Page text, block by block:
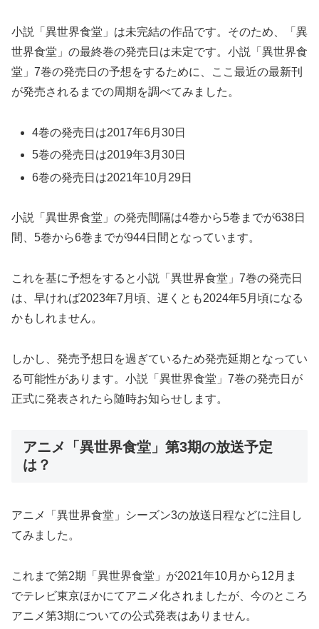
小説「異世界食堂」は未完結の作品です。そのため、「異
世界食堂」の最終巻の発売日は未定です。小説「異世界食
堂」7巻の発売日の予想をするために、ここ最近の最新刊
が発売されるまでの周期を調べてみました。
4巻の発売日は2017年6月30日
5巻の発売日は2019年3月30日
6巻の発売日は2021年10月29日
小説「異世界食堂」の発売間隔は4巻から5巻までが638日
間、5巻から6巻までが944日間となっています。
これを基に予想をすると小説「異世界食堂」7巻の発売日
は、早ければ2023年7月頃、遅くとも2024年5月頃になる
かもしれません。
しかし、発売予想日を過ぎているため発売延期となってい
る可能性があります。小説「異世界食堂」7巻の発売日が
正式に発表されたら随時お知らせします。
アニメ「異世界食堂」第3期の放送予定
は？
アニメ「異世界食堂」シーズン3の放送日程などに注目し
てみました。
これまで第2期「異世界食堂」が2021年10月から12月ま
でテレビ東京ほかにてアニメ化されましたが、今のところ
アニメ第3期についての公式発表はありません。